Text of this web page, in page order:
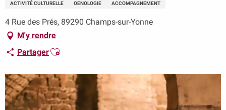
ACTIVITÉ CULTURELLE OENOLOGIE ACCOMPAGNEMENT
4 Rue des Prés, 89290 Champs-sur-Yonne
M'y rendre
PartagerAjouter aux favoris